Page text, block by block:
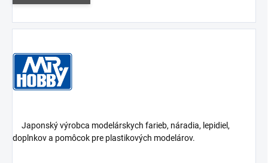
Japonský výrobca modelárskych farieb, náradia, lepidiel,
doplnkov a pomôcok pre plastikových modelárov.